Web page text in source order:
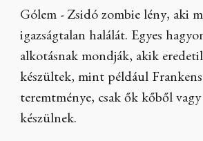
Gólem - Zsidó zombie lény, aki
igazságtalan halálát. Egyes
alkotásnak mondják, akik
készültek, mint például
teremtménye, csak ők kőből
készülnek.